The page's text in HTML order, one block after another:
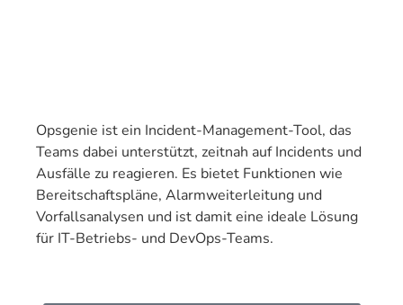
Opsgenie ist ein Incident-Management-Tool, das
Teams dabei unterstützt, zeitnah auf Incidents und
Ausfälle zu reagieren. Es bietet Funktionen wie
Bereitschaftspläne, Alarmweiterleitung und
Vorfallsanalysen und ist damit eine ideale Lösung
für IT-Betriebs- und DevOps-Teams.